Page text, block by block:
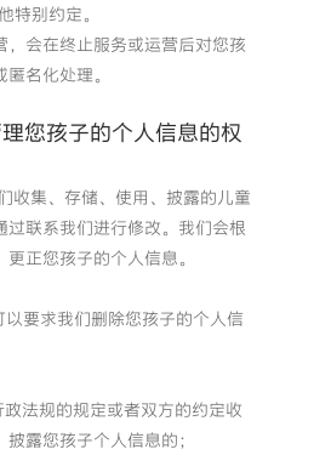
特别约定。
，会在终止服务或运营后对您孩
名化处理。
您孩子的个人信息的权
收集、存储、使用、披露的儿童
过联系我们进行修改。我们会根
正您孩子的个人信息。
要求我们删除您孩子的个人信
法规的规定或者双方的约定收
露您孩子个人信息的；